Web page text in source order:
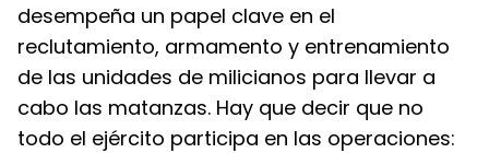
desempeña un papel clave en el
reclutamiento, armamento y entrenamiento
de las unidades de milicianos para llevar a
cabo las matanzas. Hay que decir que no
todo el ejército participa en las operaciones: